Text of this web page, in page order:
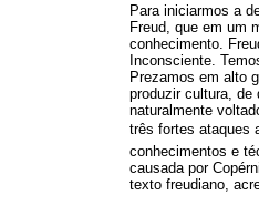
Para iniciarmos a
Freud, que em um
conhecimento.
Inconsciente.
Prezamos em alto
produzir cultura,
naturalmente
três fortes ataques
conhecimentos e
causada por
texto freudiano,